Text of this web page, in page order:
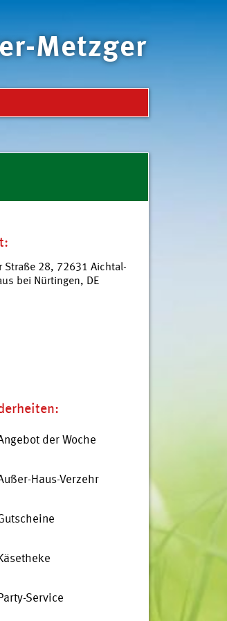
Metzger
der Woche
Haus-Verzehr
Käsetheke
Party-Service